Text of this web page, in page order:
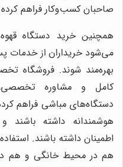
صاحبان کسب‌وکار فراهم
همچنین خرید دستگاه
می‌شود خریداران از خدمات
بهره‌مند شوند. فروشگاه
کامل و مشاوره
دستگاه‌های مباشی فراهم
هوشمندانه داشته باشند
اطمینان داشته باشند.
هم در محیط خانگی و هم